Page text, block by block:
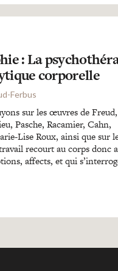
: La
corporelle
Ferbus
sur les œuvres de
Pasche, Racamier, Cahn,
Lise Roux, ainsi que sur
recourt au corps donc
affects, et qui